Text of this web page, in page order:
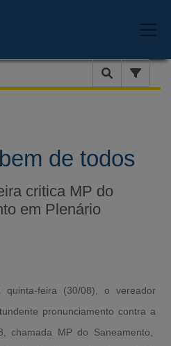
de todos
critica MP do
em Plenário
quinta-feira (30/08), o vereador
pronunciamento contra a
chamada MP do Saneamento,